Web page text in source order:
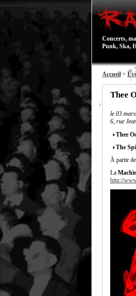
Concerts,
Punk, Ska,
Accueil >
Thee
le 03
6, rue
Thee
The
À partir de
La
http://